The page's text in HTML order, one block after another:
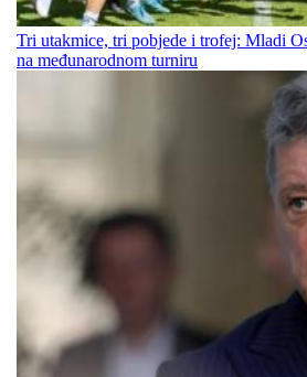
Tri utakmice, tri pobjede i trofej: Mladi
na međunarodnom turniru